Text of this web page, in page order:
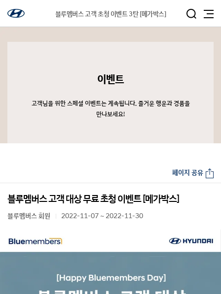
블루멤버스 고객 초청 이벤트 3탄 [메가박스]
이벤트
고객님을 위한 스페셜 이벤트는 계속됩니다. 즐거운 행운과 경품을
만나보세요!
블루멤버스 고객 대상 무료 초청 이벤트 [메가박스]
블루멤버스 회원 2022-11-07 ~ 2022-11-30
페이지 공유